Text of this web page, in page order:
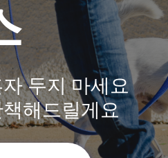
두지 마세요
해드릴게요